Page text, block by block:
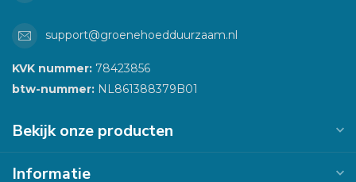
support@groenehoedduurzaam.nl
KVK nummer: 78423856
btw-nummer: NL861388379B01
Bekijk onze producten
Informatie